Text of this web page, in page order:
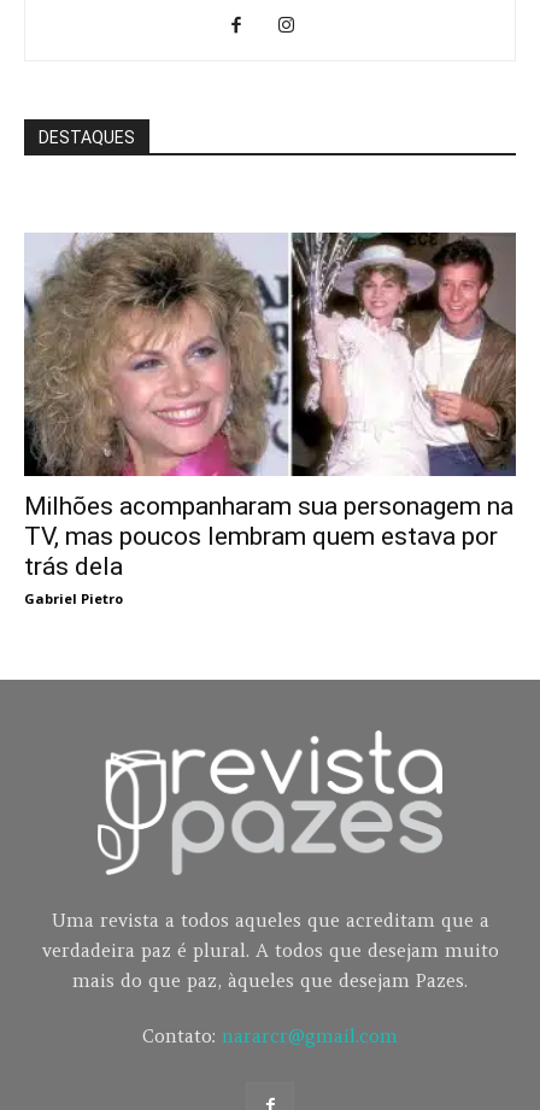
DESTAQUES
Milhões acompanharam sua personagem na
TV, mas poucos lembram quem estava por
trás dela
Gabriel Pietro
Uma revista a todos aqueles que acreditam que a
verdadeira paz é plural. A todos que desejam muito
mais do que paz, àqueles que desejam Pazes.
Contato: nararcr@gmail.com